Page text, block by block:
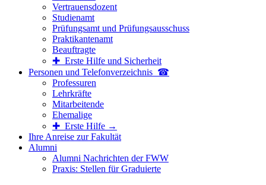
Vertrauensdozent
Studienamt
Prüfungsamt und Prüfungsausschuss
Praktikantenamt
Beauftragte
✚ Erste Hilfe und Sicherheit
Personen und Telefon­verzeichnis ☎
Professuren
Lehrkräfte
Mitarbeitende
Ehemalige
✚ Erste Hilfe →
Ihre Anreise zur Fakultät
Alumni
Alumni Nachrichten der FWW
Praxis: Stellen für Graduierte